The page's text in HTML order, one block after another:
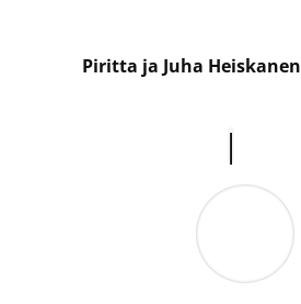
Piritta ja Juha Heiskanen